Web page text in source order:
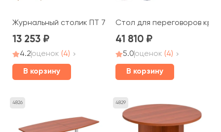
Журнальный столик ПТ 785 Patriot
13 253
4.2оценок (4)
В корзину
Стол для переговоров
41 810
5.0оценок (4)
В корзину
4826 4829